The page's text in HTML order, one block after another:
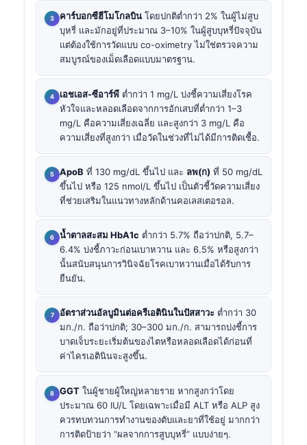
คาร์บอกซีฮีโมโกลบิน โดยปกติต่ำกว่า 2% ในผู้ไม่สูบ
บุหรี่ และมักอยู่ที่ประมาณ 3–10% ในผู้สูบบุหรี่ปัจจุบัน
แต่ต้องใช้การวัดแบบ co-oximetry ไม่ใช่ตรวจความ
สมบูรณ์ของเม็ดเลือดแบบมาตรฐาน.
เอชเอส-ซีอาร์พี ต่ำกว่า 1 mg/L บ่งชี้ความเสี่ยงโรค
หัวใจและหลอดเลือดจากการอักเสบที่ต่ำกว่า 1–3
mg/L คือความเสี่ยงเฉลี่ย และสูงกว่า 3 mg/L คือ
ความเสี่ยงที่สูงกว่า เมื่อวัดในช่วงที่ไม่ได้มีการติดเชื้อ.
ApoB ที่ 130 mg/dL ขึ้นไป และ ลพ(ก) ที่ 50 mg/dL
ขึ้นไป หรือ 125 nmol/L ขึ้นไป เป็นตัวชี้วัดความเสี่ยง
ที่ช่วยเสริมในแนวทางหลักด้านคอเลสเตอรอล.
น้ำตาลสะสม HbA1c ต่ำกว่า 5.7% ถือว่าปกติ, 5.7–
6.4% บ่งชี้ภาวะก่อนเบาหวาน และ 6.5% หรือสูงกว่า
นั้นสนับสนุนการวินิจฉัยโรคเบาหวานเมื่อได้รับการ
ยืนยัน.
อัตราส่วนอัลบูมินต่อครีเอตินินในปัสสาวะ ต่ำกว่า 30
มก./ก. ถือว่าปกติ; 30–300 มก./ก. สามารถบ่งชี้การ
บาดเจ็บระยะเริ่มต้นของไตหรือหลอดเลือดได้ก่อนที่
ค่าไครเอตินินจะสูงขึ้น.
GGT ในผู้ชายผู้ใหญ่หลายราย หากสูงกว่าโดย
ประมาณ 60 IU/L โดยเฉพาะเมื่อมี ALT หรือ ALP สูง
ควรทบทวนการทำงานของตับและยาที่ใช้อยู่ มากกว่า
การติดป้ายว่า “ผลจากการสูบบุหรี่” แบบง่ายๆ.